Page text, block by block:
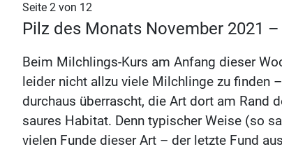
Seite 2 von 12
Pilz des Monats November 2021 –
Beim Milchlings-Kurs am Anfang dieser
leider nicht allzu viele Milchlinge zu finden
durchaus überrascht, die Art dort am Rand
saures Habitat. Denn typischer Weise (so
vielen Funde dieser Art – der letzte Fund